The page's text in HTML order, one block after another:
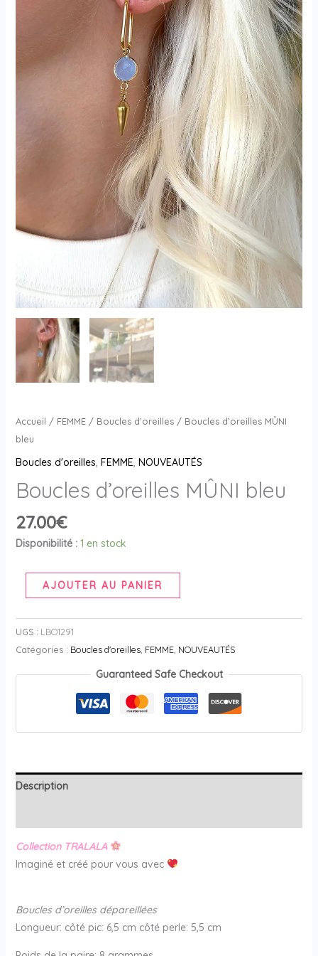
Accueil / FEMME/ Boucles d'oreilles/ Boucles d’oreilles MÛNI
bleu
Boucles d'oreilles, FEMME, NOUVEAUTÉS
Boucles d’oreilles MÛNI bleu
27.00€
Disponibilité : 1 en stock
AJOUTER AU PANIER
UGS : LBO1291
Catégories : Boucles d'oreilles, FEMME, NOUVEAUTÉS
Guaranteed Safe Checkout
Description
Collection TRALALA
Imaginé et créé pour vous avec
Boucles d’oreilles dépareillées
Longueur: côté pic: 6,5 cm côté perle: 5,5 cm